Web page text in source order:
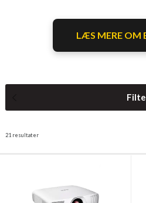
LÆS MERE OM
21 resultater